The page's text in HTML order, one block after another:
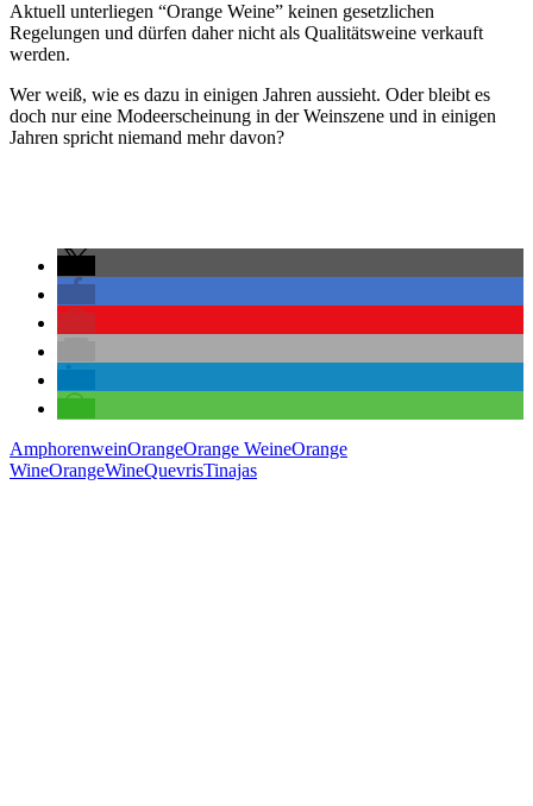
Aktuell unterliegen “Orange Weine” keinen gesetzlichen
Regelungen und dürfen daher nicht als Qualitätsweine verkauft
werden.
Wer weiß, wie es dazu in einigen Jahren aussieht. Oder bleibt es
doch nur eine Modeerscheinung in der Weinszene und in einigen
Jahren spricht niemand mehr davon?
AmphorenweinOrangeOrange WeineOrange
WineOrangeWineQuevrisTinajas